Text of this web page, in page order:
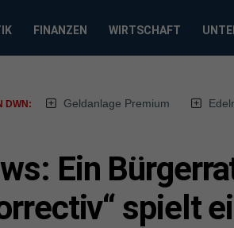
FINANZEN WIRTSCHAFT
DWN: Geldanlage Premium
Ein
spielt